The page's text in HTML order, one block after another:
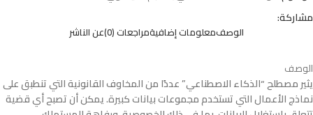
مشاركة:
الوصفمعلومات إضافيةمراجعات (0) عن الناشر
الوصف
يثير مصطلح “الذكاء الاصطناعي” عددًا من المخاوف القانونية التي تنطبق على
نماذج الأعمال التي تستخدم مجموعات بيانات كبيرة. يمكن أن تصبح أي قضية